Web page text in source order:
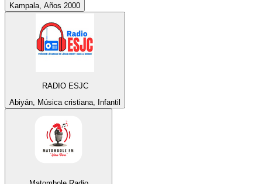
Kampala, Años 2000
RADIO ESJC
Abiyán, Música cristiana, Infantil